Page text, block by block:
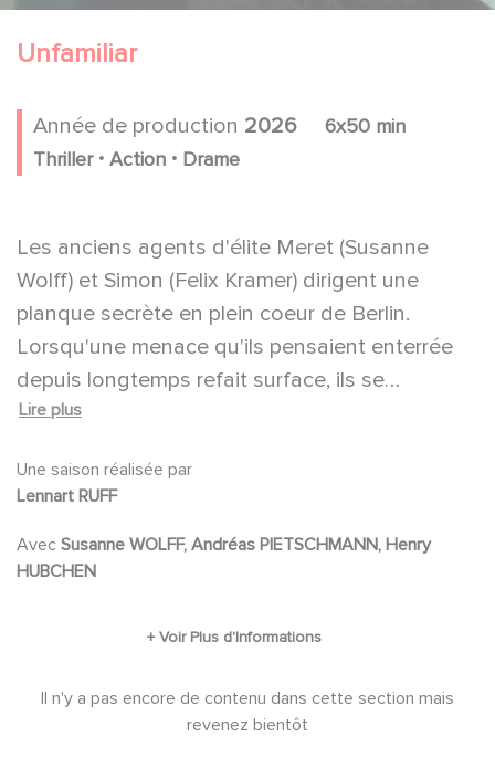
Unfamiliar
Année de production 2026
6x50 min
Thriller . Action . Drame
Les anciens agents d'élite Meret (Susanne
Wolff) et Simon (Felix Kramer) dirigent une
planque secrète en plein coeur de Berlin.
Lorsqu'une menace qu'ils pensaient enterrée
depuis longtemps refait surface, ils se
retrouvent soudain confrontés à des tueurs à
allemands et à d'anciens amants dangereux.
grand mensonge sur lequel ils ont bâti leur vie,
un mensonge qui pourrait tout leur coûter : leur
Lire plus
Une saison réalisée par
Lennart RUFF
Avec
HUBCHEN
Il n'y a pas encore de contenu dans cette section mais
revenez bientôt